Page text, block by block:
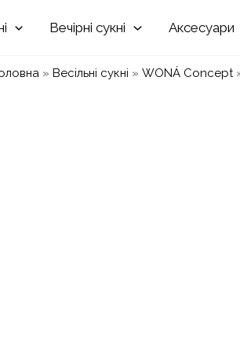
Вечірні Аксесуари
» Весільні сукні » WONÁ Concept